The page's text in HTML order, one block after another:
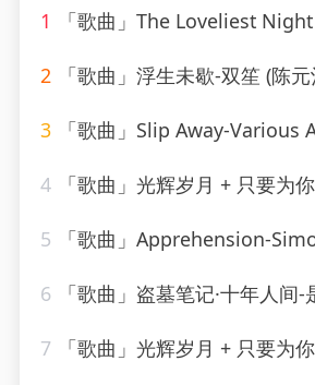
1 「歌曲」The Loveliest Night Of
2 「歌曲」浮生未歇-双笙 (陈
3 「歌曲」Slip Away-Various
4 「歌曲」光辉岁月 + 只要为你活一天 + 保
5 「歌曲」Apprehension-Simon O'Shine
6 「歌曲」盗墓笔记·十年人间
7 「歌曲」光辉岁月 + 只要为你活一天 + 保